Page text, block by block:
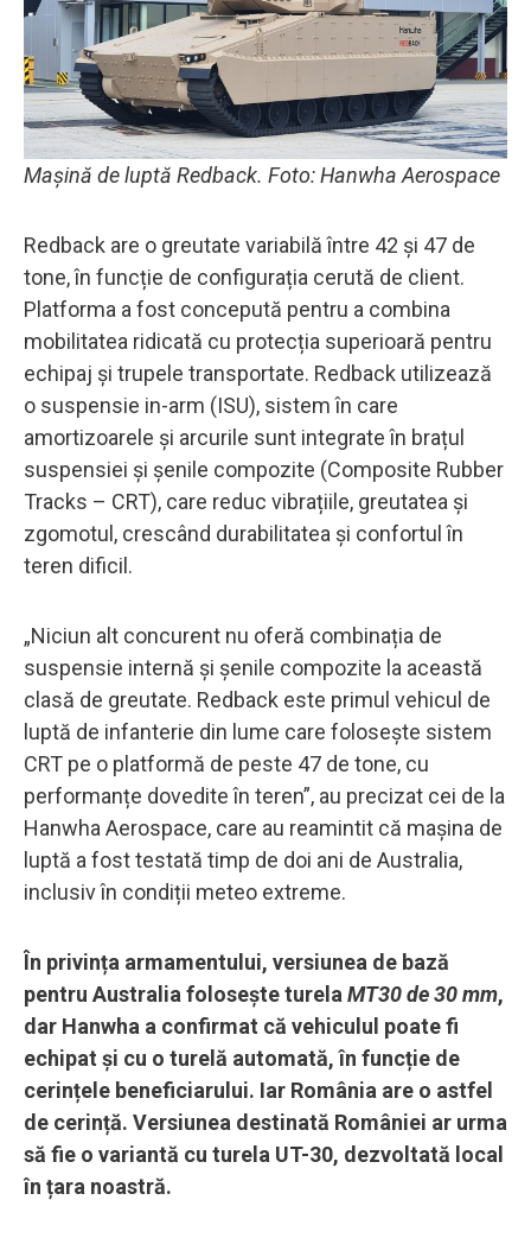
Mașină de luptă Redback. Foto: Hanwha Aerospace
Redback are o greutate variabilă între 42 și 47 de
tone, în funcție de configurația cerută de client.
Platforma a fost concepută pentru a combina
mobilitatea ridicată cu protecția superioară pentru
echipaj și trupele transportate. Redback utilizează
o suspensie in-arm (ISU), sistem în care
amortizoarele și arcurile sunt integrate în brațul
suspensiei și șenile compozite (Composite Rubber
Tracks – CRT), care reduc vibrațiile, greutatea și
zgomotul, crescând durabilitatea și confortul în
teren dificil.
„Niciun alt concurent nu oferă combinația de
suspensie internă și șenile compozite la această
clasă de greutate. Redback este primul vehicul de
luptă de infanterie din lume care folosește sistem
CRT pe o platformă de peste 47 de tone, cu
performanțe dovedite în teren”, au precizat cei de la
Hanwha Aerospace, care au reamintit că mașina de
luptă a fost testată timp de doi ani de Australia,
inclusiv în condiții meteo extreme.
În privința armamentului, versiunea de bază
pentru Australia folosește turela MT30 de 30 mm,
dar Hanwha a confirmat că vehiculul poate fi
echipat și cu o turelă automată, în funcție de
cerințele beneficiarului. Iar România are o astfel
de cerință. Versiunea destinată României ar urma
să fie o variantă cu turela UT-30, dezvoltată local
în țara noastră.